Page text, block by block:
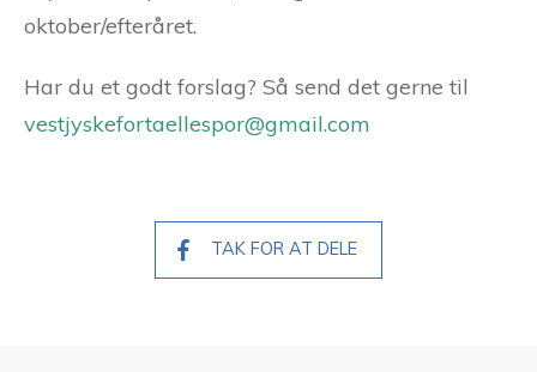
oktober/efteråret.
Har du et godt forslag? Så send det gerne til
vestjyskefortaellespor@gmail.com
TAK FOR AT DELE